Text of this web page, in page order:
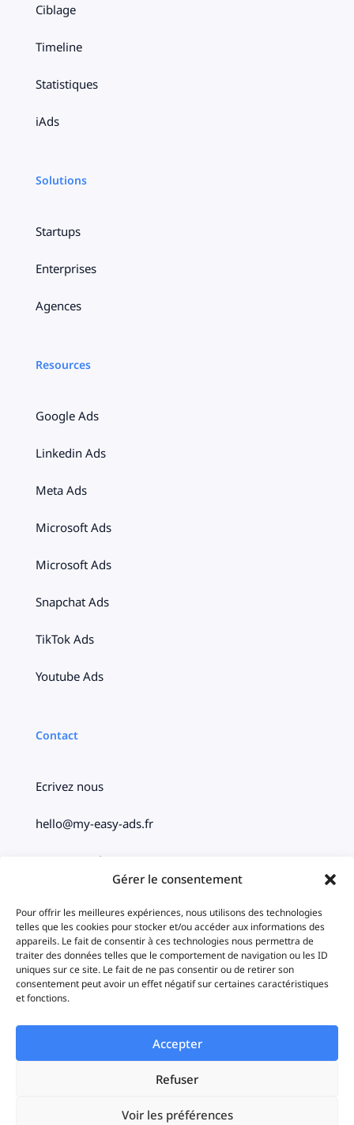
Gérer le consentement
Pour offrir les meilleures expériences, nous utilisons des technologies
telles que les cookies pour stocker et/ou accéder aux informations des
appareils. Le fait de consentir à ces technologies nous permettra de
traiter des données telles que le comportement de navigation ou les ID
uniques sur ce site. Le fait de ne pas consentir ou de retirer son
consentement peut avoir un effet négatif sur certaines caractéristiques
et fonctions.
Accepter
Refuser
Voir les préférences
Ciblage
Timeline
Statistiques
iAds
Solutions
Startups
Enterprises
Agences
Resources
Google Ads
Linkedin Ads
Meta Ads
Microsoft Ads
Microsoft Ads
Snapchat Ads
TikTok Ads
Youtube Ads
Contact
Ecrivez nous
hello@my-easy-ads.fr
Paris – Bordeaux
Politique de confidentialité